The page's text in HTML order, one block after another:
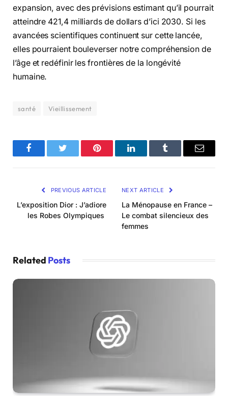
expansion, avec des prévisions estimant qu’il pourrait
atteindre 421,4 milliards de dollars d’ici 2030. Si les
avancées scientifiques continuent sur cette lancée,
elles pourraient bouleverser notre compréhension de
l’âge et redéfinir les frontières de la longévité
humaine.
santé Vieillissement
FacebookTwitter Pinterest LinkedInTumblr Email
PREVIOUS ARTICLE
L’exposition Dior : J’adiore
les Robes Olympiques
NEXT ARTICLE
La Ménopause en France –
Le combat silencieux des
femmes
Related Posts